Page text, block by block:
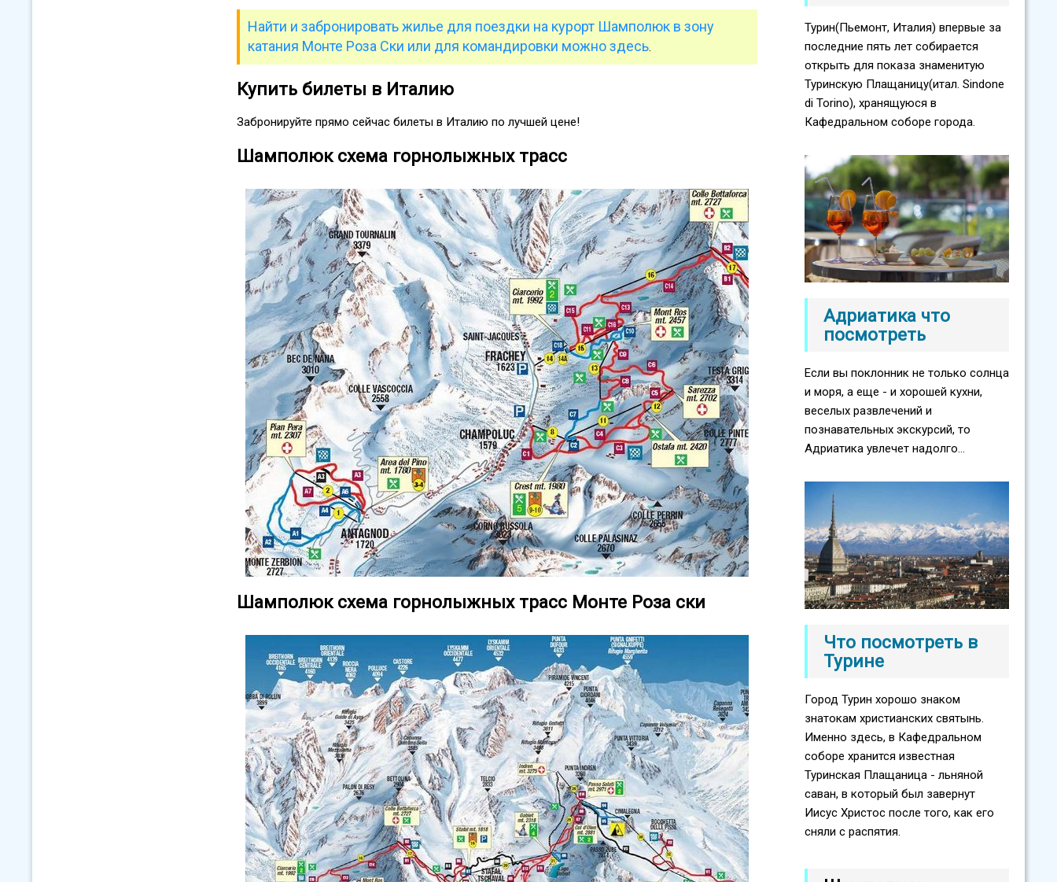
Найти и забронировать жилье для поездки на курорт Шамполюк в зону
катания Монте Роза Ски или для командировки можно здесь.
Купить билеты в Италию
Забронируйте прямо сейчас билеты в Италию по лучшей цене!
Шамполюк схема горнолыжных трасс
Шамполюк схема горнолыжных трасс Монте Роза ски
Турин(Пьемонт, Италия) впервые за
последние пять лет собирается
открыть для показа знаменитую
Туринскую Плащаницу(итал. Sindone
di Torino), хранящуюся в
Кафедральном соборе города.
Адриатика что
посмотреть
Если вы поклонник не только солнца
и моря, а еще - и хорошей кухни,
веселых развлечений и
познавательных экскурсий, то
Адриатика увлечет надолго...
Что посмотреть в
Турине
Город Турин хорошо знаком
знатокам христианских святынь.
Именно здесь, в Кафедральном
соборе хранится известная
Туринская Плащаница - льняной
саван, в который был завернут
Иисус Христос после того, как его
сняли с распятия.